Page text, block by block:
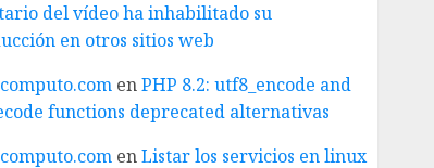
del vídeo ha inhabilitado su
en otros sitios web
enPHP 8.2: utf8_encode and
functions deprecated alternativas
enListar los servicios en linux